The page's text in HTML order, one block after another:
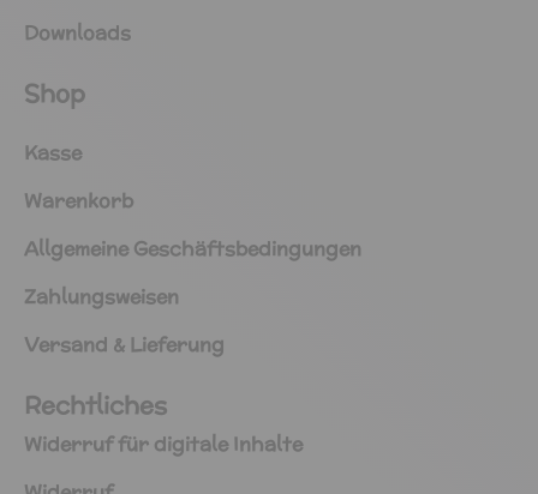
Downloads
Shop
Kasse
Warenkorb
Allgemeine Geschäftsbedingungen
Zahlungsweisen
Versand & Lieferung
Rechtliches
Widerruf für digitale Inhalte